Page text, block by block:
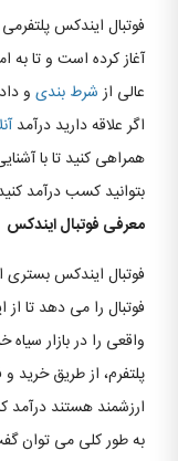
آغاز کرده است و تا به
عالی ازشرط بندی و
اگر علاقه دارید درآمد
همراهی کنید تا با
بتوانید کسب درآمد
معرفی فوتبال ایندکس
فوتبال ایندکس بستری
فوتبال را می دهد تا
واقعی را در بازار
پلتفرم، از طریق خرید
ارزشمند هستند
به طور کلی می توان